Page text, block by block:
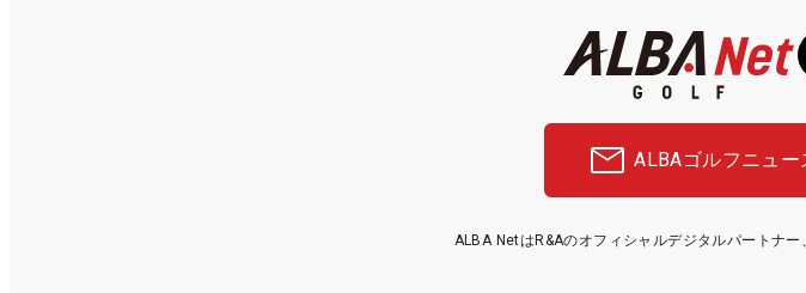
ALBAゴルフニュー
ALBA NetはR&Aのオフィシャルデジタルパートナー